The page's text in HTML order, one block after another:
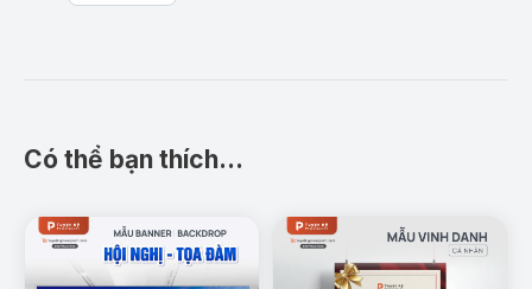
Dễ chỉnh sửa thông tin, thời gian, địa điểm trực
Tương thích mọi kích thước in ấn: 3x5m, 4x8m,
banner ngang – đứng.
Có thể bạn thích…